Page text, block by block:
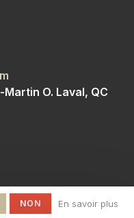
O. Laval, QC
NON En savoir plus